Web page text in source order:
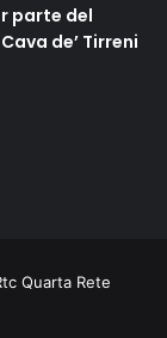
parte del
de’ Tirreni
Quarta Rete